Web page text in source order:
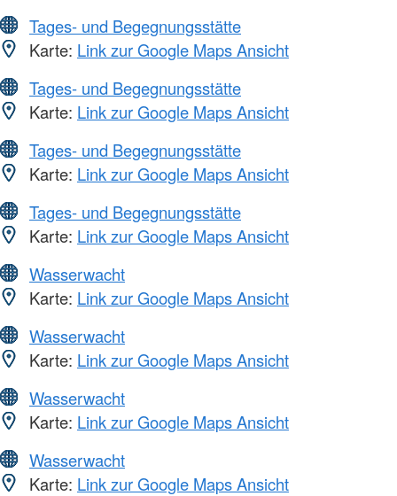
Tages- und Begegnungsstätte
Karte: Link zur Google Maps Ansicht
Tages- und Begegnungsstätte
Karte: Link zur Google Maps Ansicht
Tages- und Begegnungsstätte
Karte: Link zur Google Maps Ansicht
Tages- und Begegnungsstätte
Karte: Link zur Google Maps Ansicht
Wasserwacht
Karte: Link zur Google Maps Ansicht
Wasserwacht
Karte: Link zur Google Maps Ansicht
Wasserwacht
Karte: Link zur Google Maps Ansicht
Wasserwacht
Karte: Link zur Google Maps Ansicht